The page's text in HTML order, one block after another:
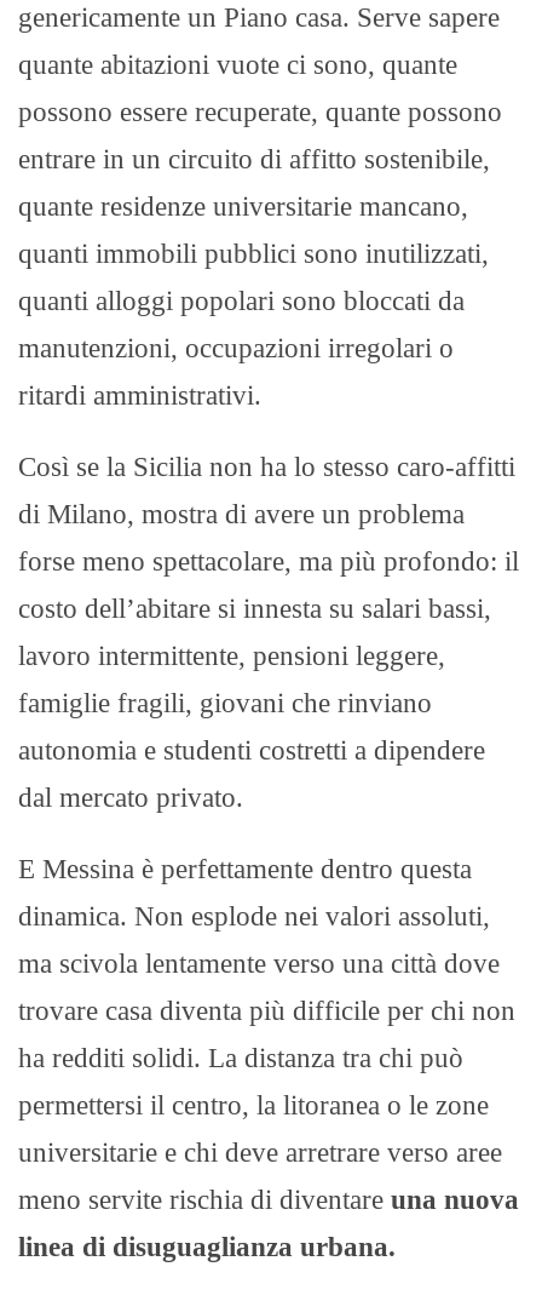
genericamente un Piano casa. Serve sapere
quante abitazioni vuote ci sono, quante
possono essere recuperate, quante possono
entrare in un circuito di affitto sostenibile,
quante residenze universitarie mancano,
quanti immobili pubblici sono inutilizzati,
quanti alloggi popolari sono bloccati da
manutenzioni, occupazioni irregolari o
ritardi amministrativi.
Così se la Sicilia non ha lo stesso caro-affitti
di Milano, mostra di avere un problema
forse meno spettacolare, ma più profondo: il
costo dell’abitare si innesta su salari bassi,
lavoro intermittente, pensioni leggere,
famiglie fragili, giovani che rinviano
autonomia e studenti costretti a dipendere
dal mercato privato.
E Messina è perfettamente dentro questa
dinamica. Non esplode nei valori assoluti,
ma scivola lentamente verso una città dove
trovare casa diventa più difficile per chi non
ha redditi solidi. La distanza tra chi può
permettersi il centro, la litoranea o le zone
universitarie e chi deve arretrare verso aree
meno servite rischia di diventare una nuova
linea di disuguaglianza urbana.